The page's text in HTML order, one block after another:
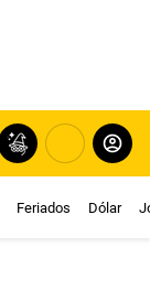
Feriados Dólar